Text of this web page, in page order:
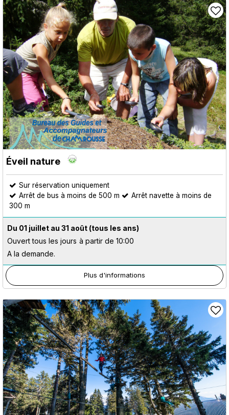
Éveil nature
Sur réservation uniquement
Arrêt de bus à moins de 500 m
Arrêt navette à moins de
300 m
Du 01 juillet au 31 août (tous les ans)
Ouvert tous les jours à partir de 10:00
A la demande.
Plus d'informations